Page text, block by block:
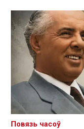
Повязь часоў